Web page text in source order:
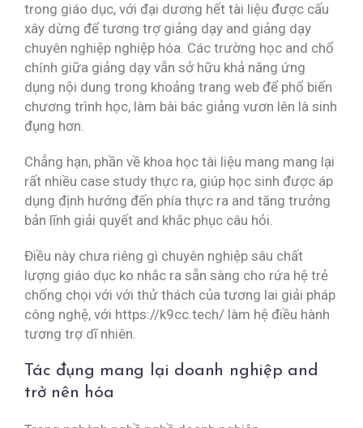
trong giáo dục, với đại dương hết tài liệu được cấu
xây dừng để tương trợ giảng dạy and giảng dạy
chuyên nghiệp nghiệp hóa. Các trường học and chổ
chính giữa giảng dạy vẫn sở hữu khả năng ứng
dụng nội dung trong khoảng trang web để phổ biến
chương trình học, làm bài bác giảng vươn lên là sinh
đụng hơn.
Chẳng hạn, phần về khoa học tài liệu mang mang lại
rất nhiều case study thực ra, giúp học sinh được áp
dụng định hướng đến phía thực ra and tăng trưởng
bản lĩnh giải quyết and khắc phục câu hỏi.
Điều này chưa riêng gì chuyên nghiệp sâu chất
lượng giáo dục ko nhắc ra sẵn sàng cho rứa hệ trẻ
chống chọi với với thử thách của tương lai giải pháp
công nghệ, với https://k9cc.tech/ làm hệ điều hành
tương trợ dĩ nhiên.
Tác đụng mang lại doanh nghiệp and
trở nên hóa